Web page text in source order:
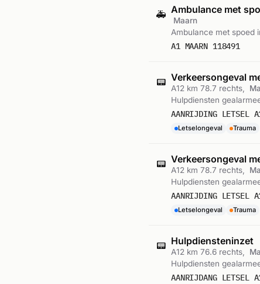
🚑 Ambulance met
Maarn
Ambulance met spoed
A1 MAARN 118491
📟 Verkeersongeval
A12 km 78.7 rechts,
Hulpdiensten
AANRIJDING LETSEL
Letselongeval Trauma
📟 Verkeersongeval
A12 km 78.7 rechts,
Hulpdiensten
AANRIJDING LETSEL
Letselongeval Trauma
📟 Hulpdiensteninzet
A12 km 76.6 rechts,
Hulpdiensten
AANRIJDANG LETSEL